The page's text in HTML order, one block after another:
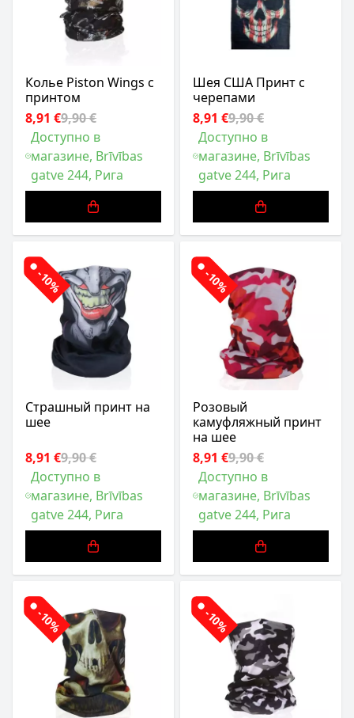
Колье Piston Wings с
принтом
8,91 €9,90 €
Доступно в
магазине, Brīvības
gatve 244, Рига
Шея США Принт с
черепами
8,91 €9,90 €
Доступно в
магазине, Brīvības
gatve 244, Рига
-10%
Страшный принт на
шее
8,91 €9,90 €
Доступно в
магазине, Brīvības
gatve 244, Рига
-10%
Розовый
камуфляжный принт
на шее
8,91 €9,90 €
Доступно в
магазине, Brīvības
gatve 244, Рига
-10% -10%